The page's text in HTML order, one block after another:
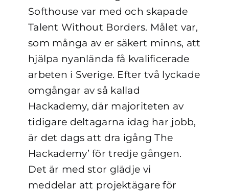
Softhouse var med och skapade
Talent Without Borders. Målet var,
som många av er säkert minns, att
hjälpa nyanlända få kvalificerade
arbeten i Sverige. Efter två lyckade
omgångar av så kallad
Hackademy, där majoriteten av
tidigare deltagarna idag har jobb,
är det dags att dra igång The
Hackademy’ för tredje gången.
Det är med stor glädje vi
meddelar att projektägare för